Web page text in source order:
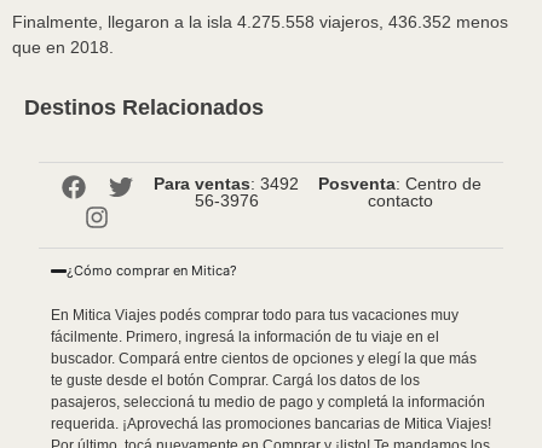
Finalmente, llegaron a la isla 4.275.558 viajeros, 436.352 menos
que en 2018.
Destinos Relacionados
Para ventas: 3492
56-3976
Posventa: Centro de
contacto
¿Cómo comprar en Mitica?
En Mitica Viajes podés comprar todo para tus vacaciones muy
fácilmente. Primero, ingresá la información de tu viaje en el
buscador. Compará entre cientos de opciones y elegí la que más
te guste desde el botón Comprar. Cargá los datos de los
pasajeros, seleccioná tu medio de pago y completá la información
requerida. ¡Aprovechá las promociones bancarias de Mitica Viajes!